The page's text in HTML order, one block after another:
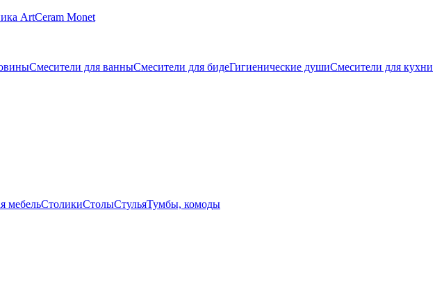
ArtCeram Monet
Смесители для ванныСмесители для бидеГигиенические душиСмесители для кухни
мебельСтоликиСтолыСтульяТумбы, комоды